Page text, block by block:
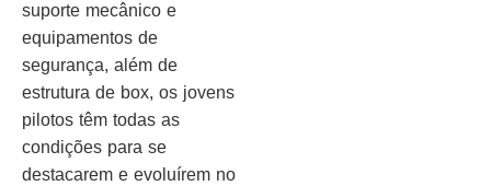
suporte mecânico e
equipamentos de
segurança, além de
estrutura de box, os jovens
pilotos têm todas as
condições para se
destacarem e evoluírem no